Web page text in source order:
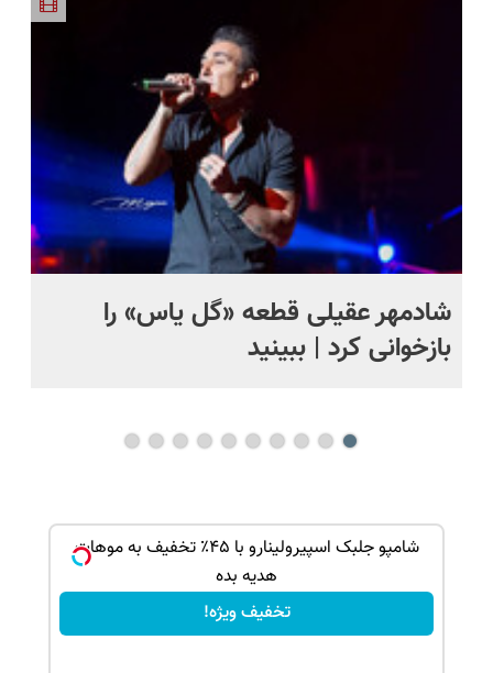
شادمهر عقیلی قطعه «گل یاس» را
بازخوانی کرد | ببینید
شامپو جلبک اسپیرولینارو با ۴۵٪ تخفیف به موهات
هدیه بده
تخفیف ویژه!